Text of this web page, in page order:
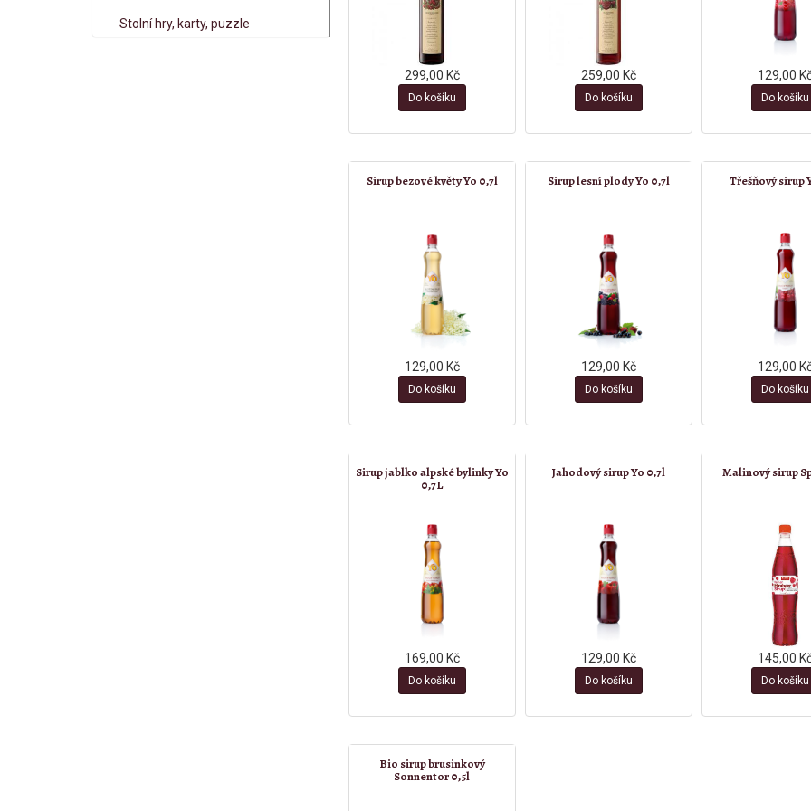
Stolní hry, karty, puzzle
299,00 Kč
Do košíku
259,00 Kč
Do košíku
129,00
Do košíku
Sirup bezové květy Yo 0,7l
129,00 Kč
Do košíku
Sirup lesní plody Yo 0,7l
129,00 Kč
Do košíku
Třešňový sirup
129,00
Do košíku
Sirup jablko alpské bylinky Yo
0,7L
169,00 Kč
Do košíku
Jahodový sirup Yo 0,7l
129,00 Kč
Do košíku
Malinový sirup
145,00
Do košíku
Bio sirup brusinkový
Sonnentor 0,5l